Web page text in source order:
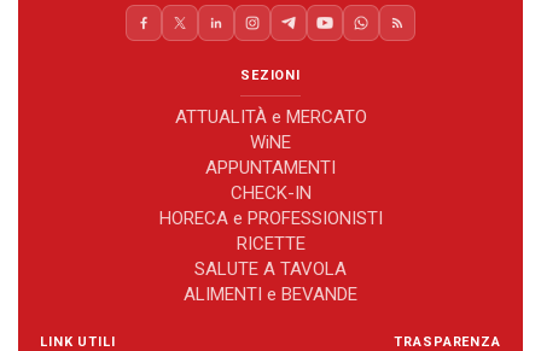
SEZIONI
ATTUALITÀ e MERCATO
WiNE
APPUNTAMENTI
CHECK-IN
HORECA e PROFESSIONISTI
RICETTE
SALUTE A TAVOLA
ALIMENTI e BEVANDE
LINK UTILI TRASPARENZA